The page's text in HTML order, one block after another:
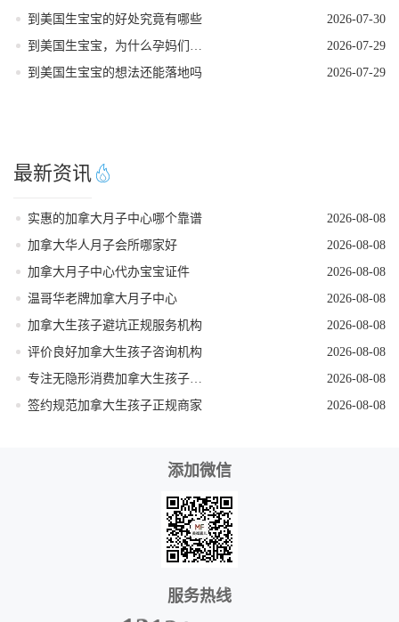
到美国生宝宝的好处究竟有哪些
2026-07-30
2026-07-29
到美国生宝宝的想法还能落地吗
2026-07-29
最新资讯
实惠的加拿大月子中心哪个靠谱
2026-08-08
加拿大华人月子会所哪家好
2026-08-08
加拿大月子中心代办宝宝证件
2026-08-08
温哥华老牌加拿大月子中心
2026-08-08
加拿大生孩子避坑正规服务机构
2026-08-08
评价良好加拿大生孩子咨询机构
2026-08-08
2026-08-08
签约规范加拿大生孩子正规商家
2026-08-08
添加微信
服务热线